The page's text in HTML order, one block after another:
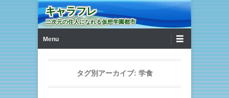
キャラフレ
二次元の住人になれる仮想学園都市
Menu
タグ別アーカイブ: 学食